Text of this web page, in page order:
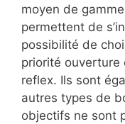
moyen de
permettent de
possibilité de
priorité ouverture
reflex. Ils sont
autres types de
objectifs ne sont